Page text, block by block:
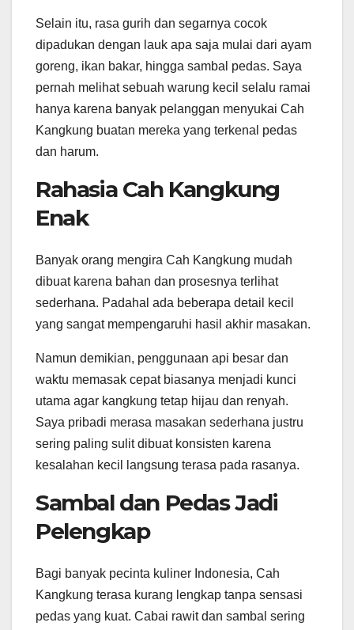
Selain itu, rasa gurih dan segarnya cocok
dipadukan dengan lauk apa saja mulai dari ayam
goreng, ikan bakar, hingga sambal pedas. Saya
pernah melihat sebuah warung kecil selalu ramai
hanya karena banyak pelanggan menyukai Cah
Kangkung buatan mereka yang terkenal pedas
dan harum.
Rahasia Cah Kangkung
Enak
Banyak orang mengira Cah Kangkung mudah
dibuat karena bahan dan prosesnya terlihat
sederhana. Padahal ada beberapa detail kecil
yang sangat mempengaruhi hasil akhir masakan.
Namun demikian, penggunaan api besar dan
waktu memasak cepat biasanya menjadi kunci
utama agar kangkung tetap hijau dan renyah.
Saya pribadi merasa masakan sederhana justru
sering paling sulit dibuat konsisten karena
kesalahan kecil langsung terasa pada rasanya.
Sambal dan Pedas Jadi
Pelengkap
Bagi banyak pecinta kuliner Indonesia, Cah
Kangkung terasa kurang lengkap tanpa sensasi
pedas yang kuat. Cabai rawit dan sambal sering